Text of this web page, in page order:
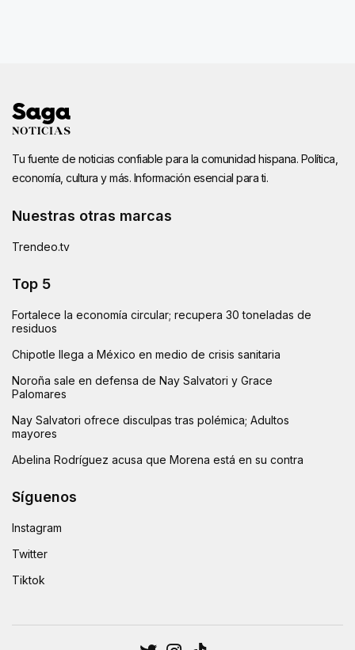
Tu fuente de noticias confiable para la comunidad hispana. Política,
economía, cultura y más. Información esencial para ti.
Nuestras otras marcas
Trendeo.tv
Top 5
Fortalece la economía circular; recupera 30 toneladas de
residuos
Chipotle llega a México en medio de crisis sanitaria
Noroña sale en defensa de Nay Salvatori y Grace
Palomares
Nay Salvatori ofrece disculpas tras polémica; Adultos
mayores
Abelina Rodríguez acusa que Morena está en su contra
Síguenos
Instagram
Twitter
Tiktok